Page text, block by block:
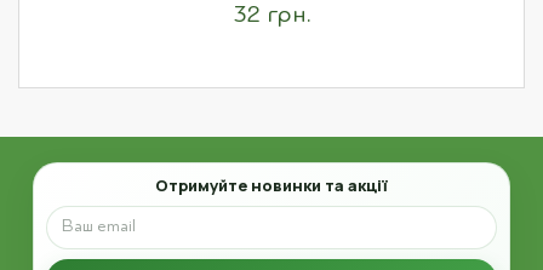
32 грн.
Email
Отримуйте новинки та акції